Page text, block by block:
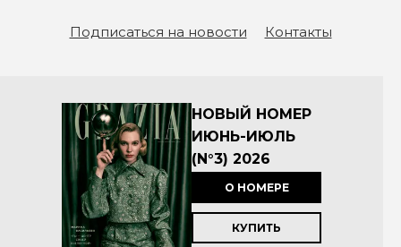
Подписаться на новости Контакты
НОВЫЙ НОМЕР
ИЮНЬ-ИЮЛЬ
(N°3) 2026
О НОМЕРЕ
КУПИТЬ